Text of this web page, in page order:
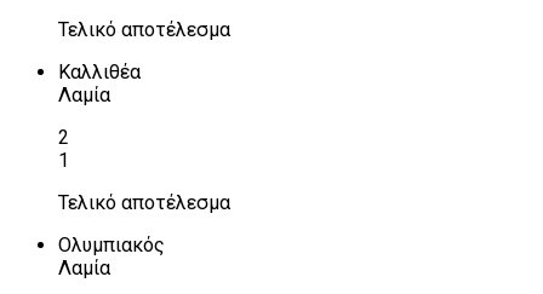
Τελικό αποτέλεσμα
Καλλιθέα
Λαμία
2
1
Τελικό αποτέλεσμα
Ολυμπιακός
Λαμία